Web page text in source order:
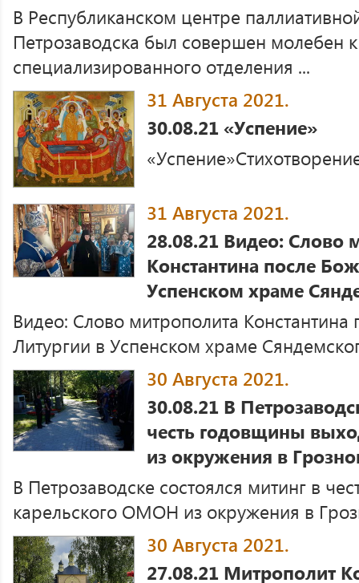
В Республиканском центре
Петрозаводска был совершен молебен
специализированного отделения ...
31 Августа 2021.
30.08.21 «Успение»
31 Августа 2021.
28.08.21 Видео: Слово
Константина после
Успенском храме
Видео: Слово митрополита Константина
Литургии в Успенском храме
30 Августа 2021.
30.08.21 В
честь годовщины
из окружения в
В Петрозаводске состоялся митинг в
карельского ОМОН из окружения в
30 Августа 2021.
27.08.21 Митрополит